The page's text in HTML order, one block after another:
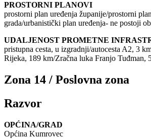
PROSTORNI PLANOVI
prostorni plan uređenja županije/prostorni
grada/urbanistički plan uređenja- ne postoji
UDALJENOST PROMETNE
pristupna cesta, u izgradnji/autocesta A2, 3
Rijeka, 189 km/Zračna luka Franjo Tuđman,
Zona 14 / Poslovna zona
Razvor
OPĆINA/GRAD
Općina Kumrovec